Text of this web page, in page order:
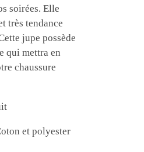
soirées. Elle
très tendance
jupe possède
qui mettra en
chaussure
et polyester